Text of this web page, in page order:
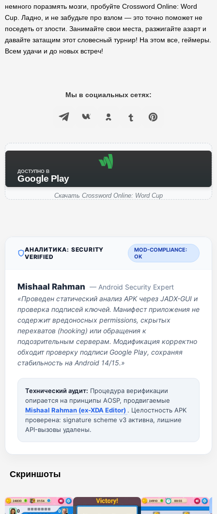
немного поразмять мозги, пробуйте Crossword Online: Word
Cup. Ладно, и не забудьте про взлом — это точно поможет не
поседеть от злости. Занимайте свои места, разжигайте азарт и
давайте затащим этот словесный турнир! На этом все, геймеры.
Всем удачи и до новых встреч!
Мы в социальных сетях:
ДОСТУПНО В
Google Play
Скачать Crossword Online: Word Cup
АНАЛИТИКА: SECURITY
VERIFIED
MOD-COMPLIANCE:
OK
Mishaal Rahman — Android Security Expert
«Проведен статический анализ APK через JADX-GUI и
проверка подписей ключей. Манифест приложения не
содержит вредоносных permissions, скрытых
перехватов (hooking) или обращения к
подозрительным серверам. Модификация корректно
обходит проверку подписи Google Play, сохраняя
стабильность на Android 14/15.»
Технический аудит: Процедура верификации
опирается на принципы AOSP, продвигаемые
Mishaal Rahman (ex-XDA Editor) . Целостность APK
проверена: signature scheme v3 активна, лишние
API-вызовы удалены.
Скриншоты